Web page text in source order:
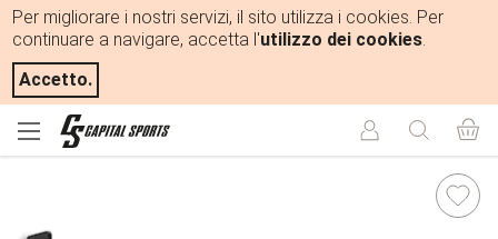
Per migliorare i nostri servizi, il sito utilizza i cookies. Per
continuare a navigare, accetta l'utilizzo dei cookies.
Accetto.